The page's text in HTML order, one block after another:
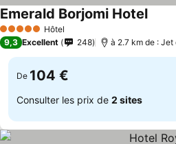
5 Étoiles Hôtel
Emerald Borjomi Hotel
9,3 Excellent 248 à 2.7 km de : Jet
De 104 €
Consulter les prix de 2 sites